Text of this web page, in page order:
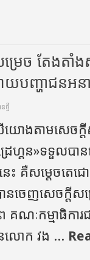
ម្រេច តែងត
យបញ្ហាជនអន
ថ្មី
យោងតាមសេចក្
េហ្គន»ទទួលបាន
េះ គឺសម្តេចតេជ
ានចេញសេចក្តីស
គណៈកម្មាធិការ
នលោក វង ...